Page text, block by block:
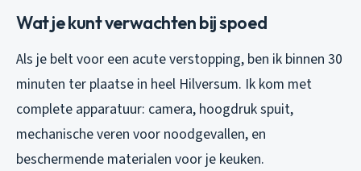
Wat je kunt verwachten bij spoed
Als je belt voor een acute verstopping, ben ik binnen 30
minuten ter plaatse in heel Hilversum. Ik kom met
complete apparatuur: camera, hoogdruk spuit,
mechanische veren voor noodgevallen, en
beschermende materialen voor je keuken.